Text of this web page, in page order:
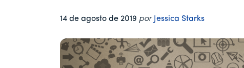
14 de agosto de 2019 por Jessica Starks